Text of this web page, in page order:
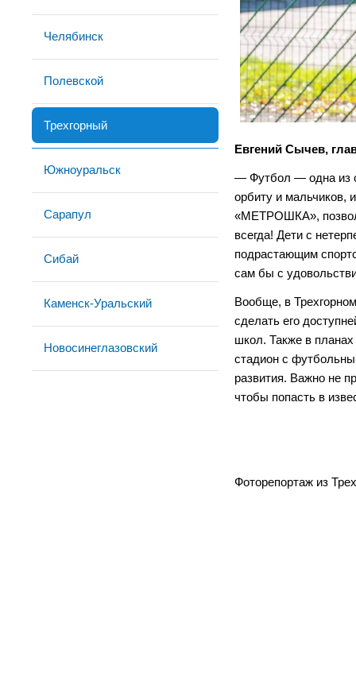
Челябинск
Полевской
Трехгорный
Южноуральск
Сарапул
Сибай
Каменск-Уральский
Новосинеглазовский
Евгений Сычев,
— Футбол — одна из
орбиту и мальчиков,
«МЕТРОШКА»,
всегда! Дети с
подрастающим
сам бы с
Вообще, в
сделать его
школ. Также в
стадион с
развития. Важно не
чтобы попасть в
Фоторепортаж из